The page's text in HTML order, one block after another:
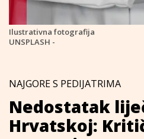
Ilustrativna fotografija
UNSPLASH -
NAJGORE S PEDIJATRIMA
Nedostatak
Hrvatskoj: